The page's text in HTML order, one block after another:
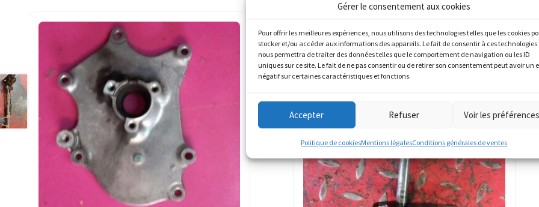
Gérer le consentement aux cookies
Pour offrir les meilleures expériences, nous utilisons des technologies telles que les cookies
stocker et/ou accéder aux informations des appareils. Le fait de consentir à ces technologies
nous permettra de traiter des données telles que le comportement de navigation ou les ID
uniques sur ce site. Le fait de ne pas consentir ou de retirer son consentement peut avoir un
négatif sur certaines caractéristiques et fonctions.
Accepter Refuser Voir les préférences
Politique de cookiesMentions légalesConditions générales de ventes